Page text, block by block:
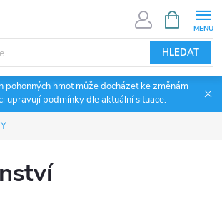
HLEDAT
NÁKUPNÍ
KOŠÍK
pohonných hmot může docházet ke změnám
upravují podmínky dle aktuální situace.